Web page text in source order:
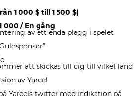
1 000 $ till 1 500 $)
000 / En gång
av ett enda plagg i spelet
att skickas till dig till vilket land
av Yareel
Yareels twitter med indikation på